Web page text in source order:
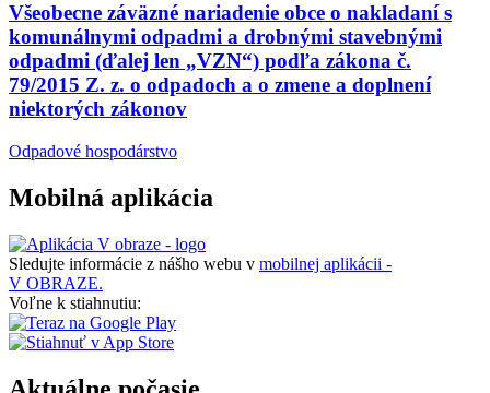
Všeobecne záväzné nariadenie obce o nakladaní s
komunálnymi odpadmi a drobnými stavebnými
odpadmi (ďalej len „VZN“) podľa zákona č.
79/2015 Z. z. o odpadoch a o zmene a doplnení
niektorých zákonov
Odpadové hospodárstvo
Mobilná aplikácia
Sledujte informácie z nášho webu v mobilnej aplikácii -
V OBRAZE.
Voľne k stiahnutiu: